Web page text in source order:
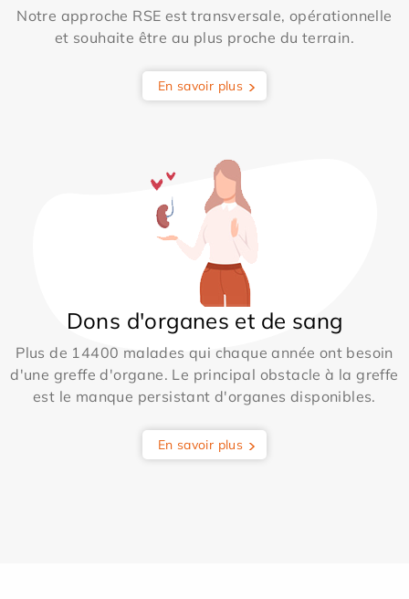
Notre approche RSE est transversale, opérationnelle
et souhaite être au plus proche du terrain.
En savoir plus
Dons d'organes et de sang
Plus de 14400 malades qui chaque année ont besoin
d'une greffe d'organe. Le principal obstacle à la greffe
est le manque persistant d'organes disponibles.
En savoir plus